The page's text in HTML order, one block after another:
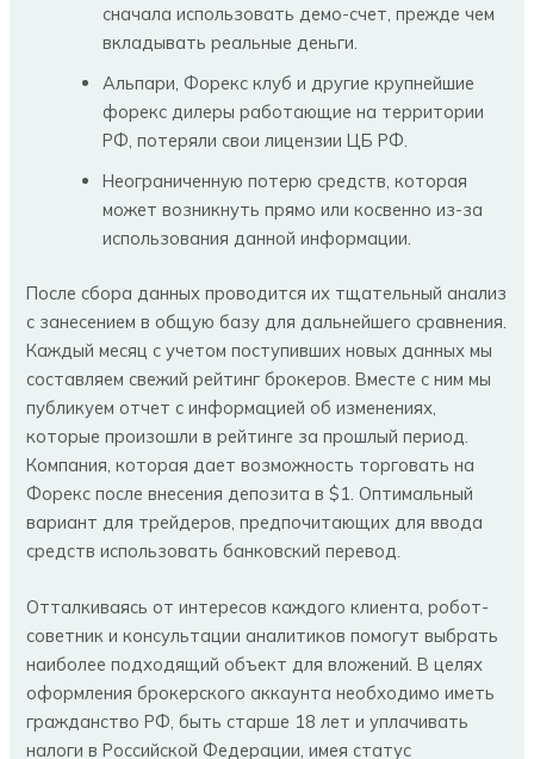
сначала использовать демо-счет, прежде чем
вкладывать реальные деньги.
Альпари, Форекс клуб и другие крупнейшие
форекс дилеры работающие на территории
РФ, потеряли свои лицензии ЦБ РФ.
Неограниченную потерю средств, которая
может возникнуть прямо или косвенно из-за
использования данной информации.
После сбора данных проводится их тщательный анализ
с занесением в общую базу для дальнейшего сравнения.
Каждый месяц с учетом поступивших новых данных мы
составляем свежий рейтинг брокеров. Вместе с ним мы
публикуем отчет с информацией об изменениях,
которые произошли в рейтинге за прошлый период.
Компания, которая дает возможность торговать на
Форекс после внесения депозита в $1. Оптимальный
вариант для трейдеров, предпочитающих для ввода
средств использовать банковский перевод.
Отталкиваясь от интересов каждого клиента, робот-
советник и консультации аналитиков помогут выбрать
наиболее подходящий объект для вложений. В целях
оформления брокерского аккаунта необходимо иметь
гражданство РФ, быть старше 18 лет и уплачивать
налоги в Российской Федерации, имея статус